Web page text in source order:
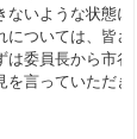
いような状態に
ついては、皆さ
委員長から市谷
言っていただき